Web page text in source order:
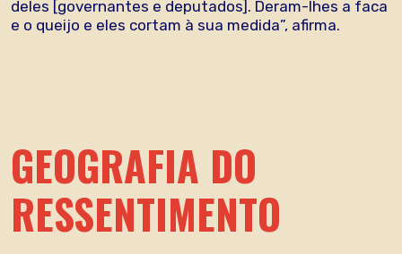
deles [governantes e deputados]. Deram-lhes a faca
e o queijo e eles cortam à sua medida”, afirma.
GEOGRAFIA DO
RESSENTIMENTO